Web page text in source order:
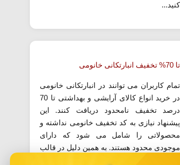
کنید...
تا 70% تخفیف انبارتکانی خانومی
تمام کاربران می توانند در انبارتکانی خانومی
در خرید انواع کالای آرایشی و بهداشتی تا 70
درصد تخفیف نامحدود دریافت کنند. این
پیشنهاد نیازی به کد تخفیف خانومی نداشته و
محصولاتی را شامل می شود که دارای
موجودی محدود هستند. به همین دلیل در قالب